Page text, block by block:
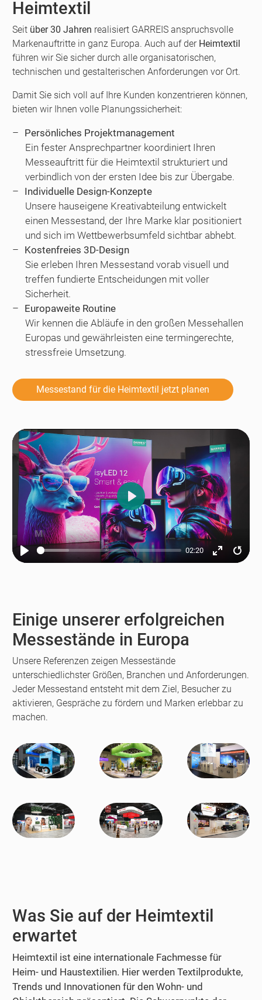
Heimtextil
Seit über 30 Jahren realisiert GARREIS anspruchsvolle
Markenauftritte in ganz Europa. Auch auf der Heimtextil
führen wir Sie sicher durch alle organisatorischen,
technischen und gestalterischen Anforderungen vor Ort.
Damit Sie sich voll auf Ihre Kunden konzentrieren können,
bieten wir Ihnen volle Planungssicherheit:
Persönliches Projektmanagement
Ein fester Ansprechpartner koordiniert Ihren
Messeauftritt für die Heimtextil strukturiert und
verbindlich von der ersten Idee bis zur Übergabe.
Individuelle Design-Konzepte
Unsere hauseigene Kreativabteilung entwickelt
einen Messestand, der Ihre Marke klar positioniert
und sich im Wettbewerbsumfeld sichtbar abhebt.
Kostenfreies 3D-Design
Sie erleben Ihren Messestand vorab visuell und
treffen fundierte Entscheidungen mit voller
Sicherheit.
Europaweite Routine
Wir kennen die Abläufe in den großen Messehallen
Europas und gewährleisten eine termingerechte,
stressfreie Umsetzung.
Messestand für die Heimtextil jetzt planen
Play
02:20
Enter
Play
Einige unserer erfolgreichen
Messestände in Europa
Unsere Referenzen zeigen Messestände
unterschiedlichster Größen, Branchen und Anforderungen.
Jeder Messestand entsteht mit dem Ziel, Besucher zu
aktivieren, Gespräche zu fördern und Marken erlebbar zu
machen.
Was Sie auf der Heimtextil
erwartet
Heimtextil ist eine internationale Fachmesse für
Heim- und Haustextilien. Hier werden Textilprodukte,
Trends und Innovationen für den Wohn- und